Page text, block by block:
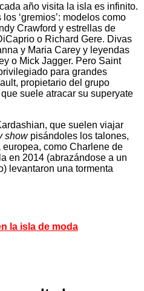
año visita la isla es infinito.
‘gremios’: modelos como
Crawford y estrellas de
o Richard Gere. Divas
y Maria Carey y leyendas
o Mick Jagger. Pero Saint
para grandes
propietario del grupo
suele atracar su superyate
que suelen viajar
showpisándoles los talones,
como Charlene de
en 2014 (abrazándose a un
levantaron una tormenta
la isla de moda